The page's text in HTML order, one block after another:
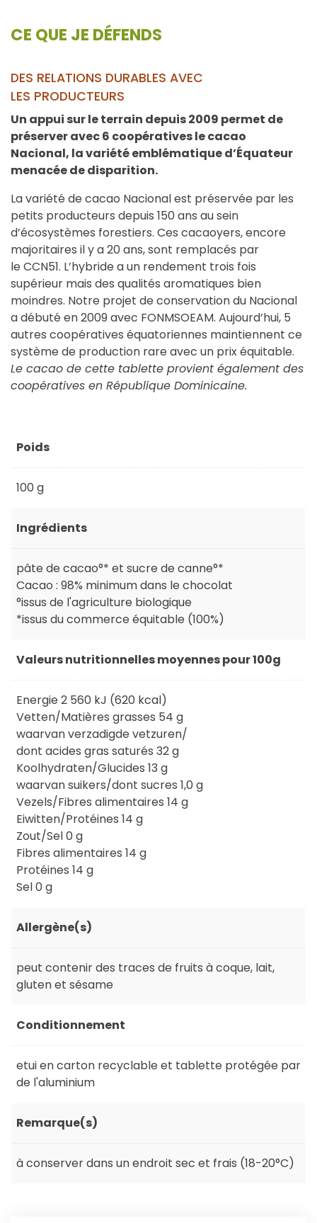
CE QUE JE DÉFENDS
DES RELATIONS DURABLES AVEC
LES PRODUCTEURS
Un appui sur le terrain depuis 2009 permet de
préserver avec 6 coopératives le cacao
Nacional, la variété emblématique d’Équateur
menacée de disparition.
La variété de cacao Nacional est préservée par les
petits producteurs depuis 150 ans au sein
d’écosystèmes forestiers. Ces cacaoyers, encore
majoritaires il y a 20 ans, sont remplacés par
le CCN51. L’hybride a un rendement trois fois
supérieur mais des qualités aromatiques bien
moindres. Notre projet de conservation du Nacional
a débuté en 2009 avec FONMSOEAM. Aujourd’hui, 5
autres coopératives équatoriennes maintiennent ce
système de production rare avec un prix équitable.
Le cacao de cette tablette provient également des
coopératives en République Dominicaine.
Poids
100 g
Ingrédients
pâte de cacao°* et sucre de canne°*
Cacao : 98% minimum dans le chocolat
°issus de l'agriculture biologique
*issus du commerce équitable (100%)
Valeurs nutritionnelles moyennes pour 100g
Energie 2 560 kJ (620 kcal)
Vetten/Matières grasses 54 g
waarvan verzadigde vetzuren/
dont acides gras saturés 32 g
Koolhydraten/Glucides 13 g
waarvan suikers/dont sucres 1,0 g
Vezels/Fibres alimentaires 14 g
Eiwitten/Protéines 14 g
Zout/Sel 0 g
Fibres alimentaires 14 g
Protéines 14 g
Sel 0 g
Allergène(s)
peut contenir des traces de fruits à coque, lait,
gluten et sésame
Conditionnement
etui en carton recyclable et tablette protégée par
de l'aluminium
Remarque(s)
à conserver dans un endroit sec et frais (18-20°C)